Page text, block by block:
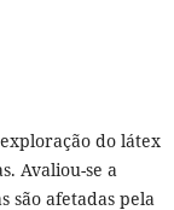
do látex
Avaliou-se a
são afetadas pela